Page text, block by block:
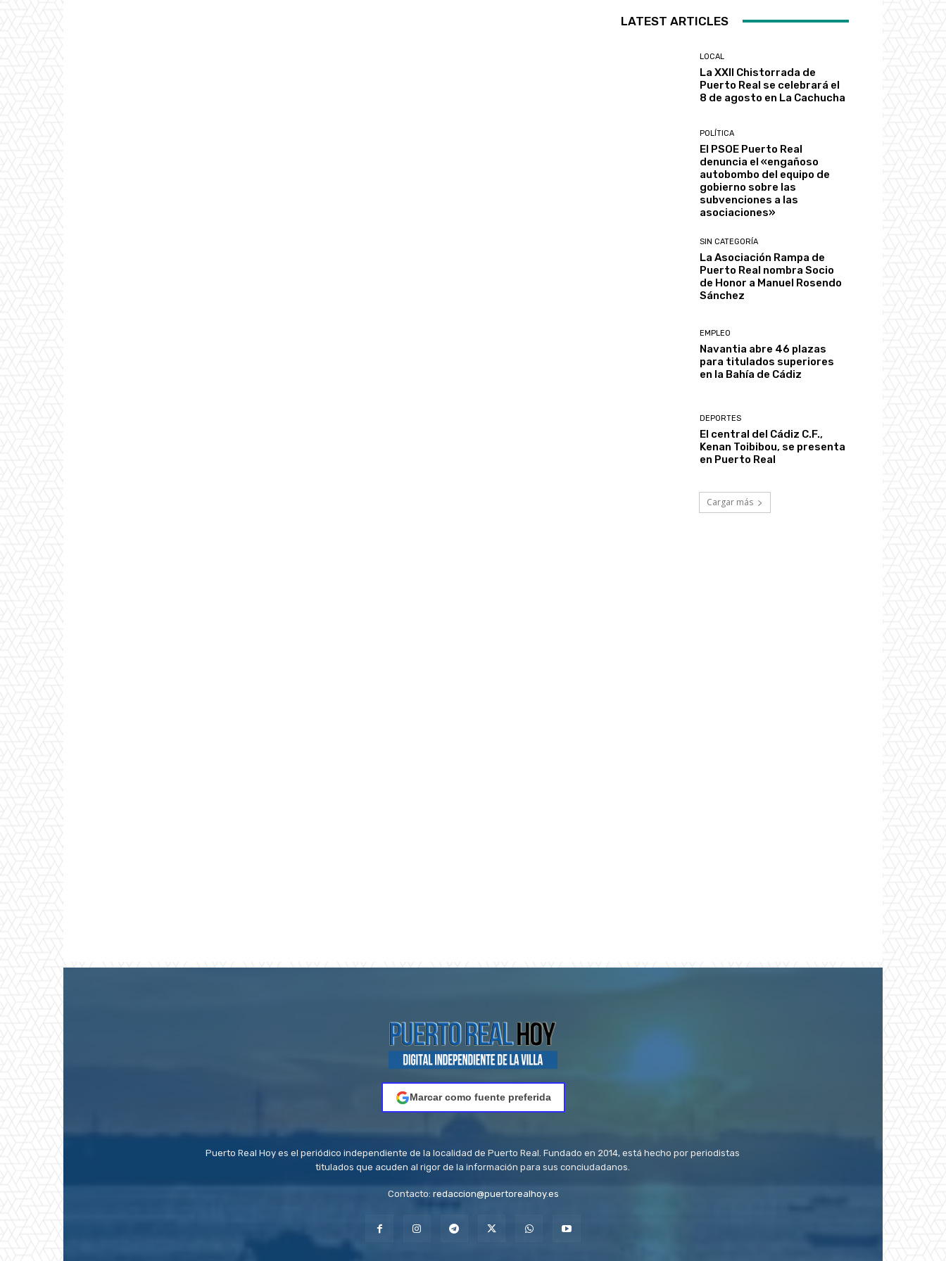
LATEST ARTICLES
LOCAL
La XXII Chistorrada de
Puerto Real se celebrará el
8 de agosto en La Cachucha
POLÍTICA
El PSOE Puerto Real
denuncia el «engañoso
autobombo del equipo de
gobierno sobre las
subvenciones a las
asociaciones»
SIN CATEGORÍA
La Asociación Rampa de
Puerto Real nombra Socio
de Honor a Manuel Rosendo
Sánchez
EMPLEO
Navantia abre 46 plazas
para titulados superiores
en la Bahía de Cádiz
DEPORTES
El central del Cádiz C.F.,
Kenan Toibibou, se presenta
en Puerto Real
Cargar más
Marcar como fuente preferida
Puerto Real Hoy es el periódico independiente de la localidad de Puerto Real. Fundado en 2014, está hecho por periodistas
titulados que acuden al rigor de la información para sus conciudadanos.
Contacto: redaccion@puertorealhoy.es